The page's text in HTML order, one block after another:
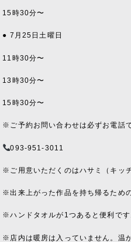
15時30分〜
● 7月25日土曜日
11時30分〜
13時30分〜
15時30分〜
※ご予約お問い合わせは必ずお電話
093-951-3011
※ご用意いただくのはハサミ（キッ
※出来上がった作品を持ち帰るため
※ハンドタオルが1つあると便利です
※店内は暖房は入っていません。温